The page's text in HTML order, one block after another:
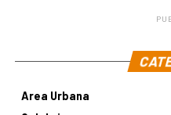
Area Urbana